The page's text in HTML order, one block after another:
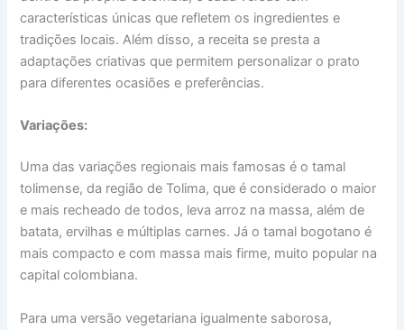
características únicas que refletem os ingredientes e
tradições locais. Além disso, a receita se presta a
adaptações criativas que permitem personalizar o prato
para diferentes ocasiões e preferências.
Variações:
Uma das variações regionais mais famosas é o tamal
tolimense, da região de Tolima, que é considerado o maior
e mais recheado de todos, leva arroz na massa, além de
batata, ervilhas e múltiplas carnes. Já o tamal bogotano é
mais compacto e com massa mais firme, muito popular na
capital colombiana.
Para uma versão vegetariana igualmente saborosa,